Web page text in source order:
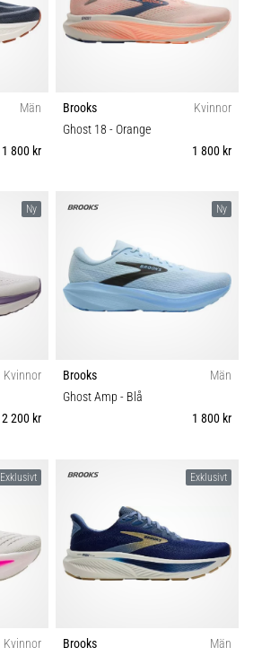
Män
1 800 kr
Brooks
Kvinnor
Ghost 18 - Orange
1 800 kr
Ny
Kvinnor
2 200 kr
Ny
Brooks
Män
Ghost Amp - Blå
1 800 kr
Exklusivt
Kvinnor
Exklusivt
Brooks
Män